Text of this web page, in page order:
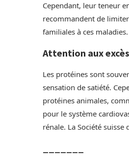
Cependant, leur teneur
recommandent de
familiales à ces maladies.
Attention aux
Les protéines sont
sensation de satiété.
protéines animales,
pour le système
rénale. La Société